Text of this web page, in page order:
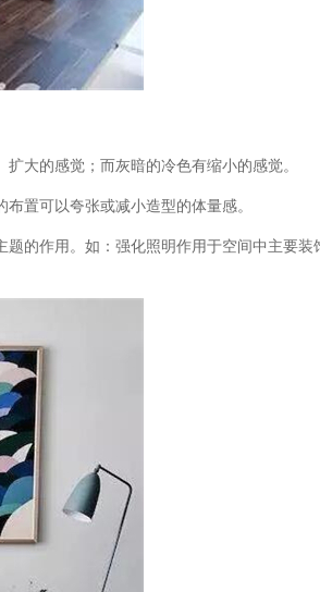
大的感觉；而灰暗的冷色有缩小的感觉。
置可以夸张或减小造型的体量感。
的作用。如：强化照明作用于空间中主要装